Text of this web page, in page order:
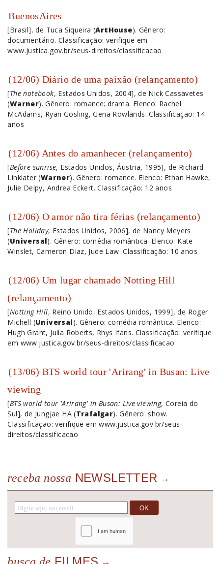
BuenosAires
[Brasil], de Tuca Siqueira (ArtHouse). Gênero:
documentário. Classificação: verifique em
www.justica.gov.br/seus-direitos/classificacao
(12/06) Diário de uma paixão (relançamento)
[The notebook, Estados Unidos, 2004], de Nick Cassavetes
(Warner). Gênero: romance; drama. Elenco: Rachel
McAdams, Ryan Gosling, Gena Rowlands. Classificação: 14
anos
(12/06) Antes do amanhecer (relançamento)
[Before sunrise, Estados Unidos, Áustria, 1995], de Richard
Linklater (Warner). Gênero: romance. Elenco: Ethan Hawke,
Julie Delpy, Andrea Eckert. Classificação: 12 anos
(12/06) O amor não tira férias (relançamento)
[The Holiday, Estados Unidos, 2006], de Nancy Meyers
(Universal). Gênero: comédia romântica. Elenco: Kate
Winslet, Cameron Diaz, Jude Law. Classificação: 10 anos
(12/06) Um lugar chamado Notting Hill
(relançamento)
[Notting Hill, Reino Unido, Estados Unidos, 1999], de Roger
Michell (Universal). Gênero: comédia romântica. Elenco:
Hugh Grant, Julia Roberts, Rhys Ifans. Classificação: verifique
em www.justica.gov.br/seus-direitos/classificacao
(13/06) BTS world tour 'Arirang' in Busan: Live
viewing
[BTS world tour 'Arirang' in Busan: Live viewing, Coreia do
Sul], de Jungjae HA (Trafalgar). Gênero: show.
Classificação: verifique em www.justica.gov.br/seus-
direitos/classificacao
receba nossa NEWSLETTER